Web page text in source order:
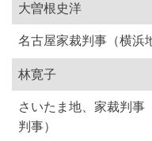
大曽根史洋
名古屋家裁判事（横浜
林寛子
さいたま地、家裁判事
判事）